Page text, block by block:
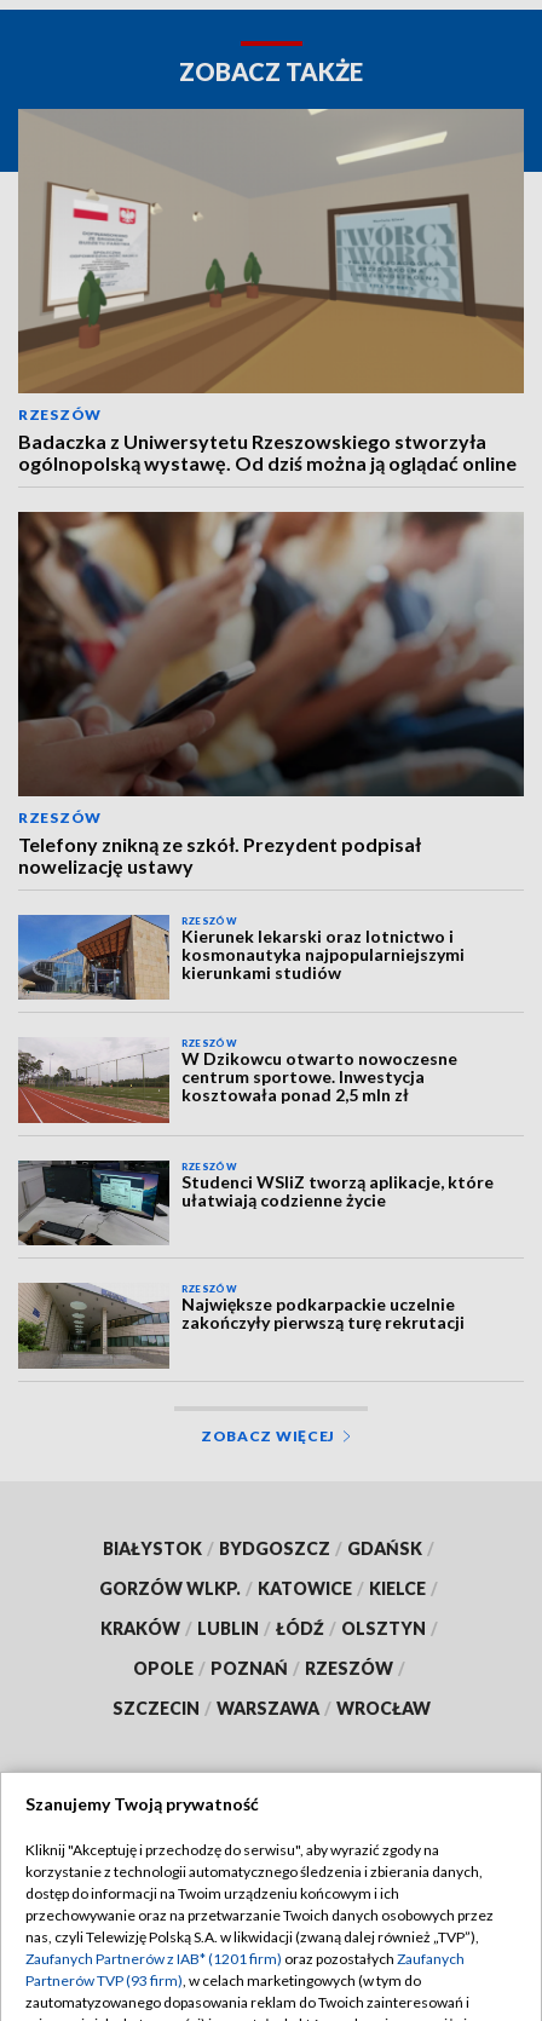
ZOBACZ TAKŻE
RZESZÓW
Badaczka z Uniwersytetu Rzeszowskiego stworzyła
ogólnopolską wystawę. Od dziś można ją oglądać online
RZESZÓW
Telefony znikną ze szkół. Prezydent podpisał
nowelizację ustawy
RZESZÓW
Kierunek lekarski oraz lotnictwo i
kosmonautyka najpopularniejszymi
kierunkami studiów
RZESZÓW
W Dzikowcu otwarto nowoczesne
centrum sportowe. Inwestycja
kosztowała ponad 2,5 mln zł
RZESZÓW
Studenci WSIiZ tworzą aplikacje, które
ułatwiają codzienne życie
RZESZÓW
Największe podkarpackie uczelnie
zakończyły pierwszą turę rekrutacji
ZOBACZ WIĘCEJ
BIAŁYSTOK / BYDGOSZCZ / GDAŃSK /
GORZÓW WLKP. / KATOWICE / KIELCE /
KRAKÓW / LUBLIN / ŁÓDŹ / OLSZTYN /
OPOLE / POZNAŃ / RZESZÓW /
SZCZECIN / WARSZAWA / WROCŁAW
TVP
Abonament TVP
Emisja w TVP
Centrum informacji TVP
Regulamin TVP
Polityka prywatności
Moje zgody
Szanujemy Twoją prywatność
Kliknij "Akceptuję i przechodzę do serwisu", aby wyrazić zgody na
korzystanie z technologii automatycznego śledzenia i zbierania danych,
dostęp do informacji na Twoim urządzeniu końcowym i ich
przechowywanie oraz na przetwarzanie Twoich danych osobowych przez
nas, czyli Telewizję Polską S.A. w likwidacji (zwaną dalej również „TVP”),
Zaufanych Partnerów z IAB* (1201 firm) oraz pozostałych Zaufanych
Partnerów TVP (93 firm), w celach marketingowych (w tym do
zautomatyzowanego dopasowania reklam do Twoich zainteresowań i